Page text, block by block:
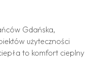
Gdańska,
użyteczności
to komfort cieplny